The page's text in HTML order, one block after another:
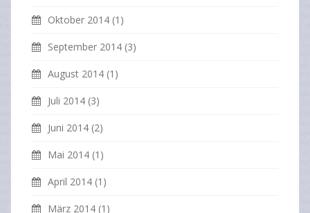
Oktober 2014 (1)
September 2014 (3)
August 2014 (1)
Juli 2014 (3)
Juni 2014 (2)
Mai 2014 (1)
April 2014 (1)
März 2014 (1)